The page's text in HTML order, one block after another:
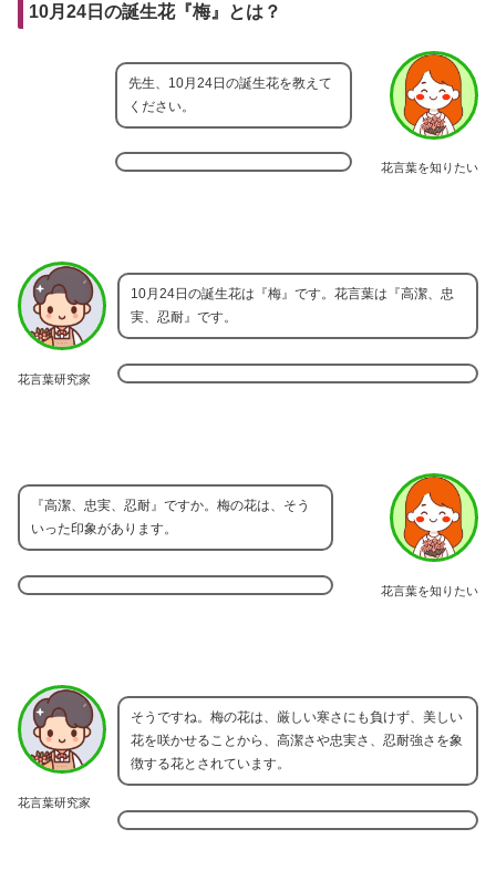
10月24日の誕生花『梅』とは？
花言葉を知りたい
先生、10月24日の誕生花を教えて
ください。
花言葉研究家
10月24日の誕生花は『梅』です。花言葉は『高潔、忠
実、忍耐』です。
花言葉を知りたい
『高潔、忠実、忍耐』ですか。梅の花は、そう
いった印象があります。
花言葉研究家
そうですね。梅の花は、厳しい寒さにも負けず、美しい
花を咲かせることから、高潔さや忠実さ、忍耐強さを象
徴する花とされています。